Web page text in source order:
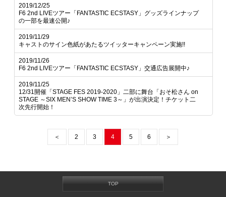
2019/12/25
F6 2nd LIVEツアー「FANTASTIC ECSTASY」グッズラインナップ
の一部を最速公開♪
2019/11/29
キャストのサイン色紙があたるツイッターキャンペーン実施!!
2019/11/26
F6 2nd LIVEツアー「FANTASTIC ECSTASY」交通広告展開中♪
2019/11/25
12/31開催「STAGE FES 2019-2020」二部に舞台「おそ松さん on
STAGE ～SIX MEN’S SHOW TIME 3～」が出演決定！チケット二
次先行開始！
＜ 2 3 4 5 6 ＞
TOP